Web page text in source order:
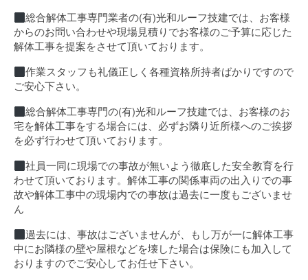
総合解体工事専門業者の(有)光和ルーフ技建では、お客様
からのお問い合わせや現場見積りでお客様のご予算に応じた
解体工事を提案をさせて頂いております。
作業スタッフも礼儀正しく各種資格所持者ばかりですので
ご安心下さい。
総合解体工事専門の(有)光和ルーフ技建では、お客様のお
宅を解体工事をする場合には、必ずお隣り近所様へのご挨拶
を必ず行わせて頂いております。
社員一同に現場での事故が無いよう徹底した安全教育を行
わせて頂いております。解体工事の関係車両の出入りでの事
故や解体工事中の現場内での事故は過去に一度もございませ
ん
過去には、事故はございませんが、もし万が一に解体工事
中にお隣様の壁や屋根などを壊した場合は保険にも加入して
おりますのでご安心してお任せ下さい。